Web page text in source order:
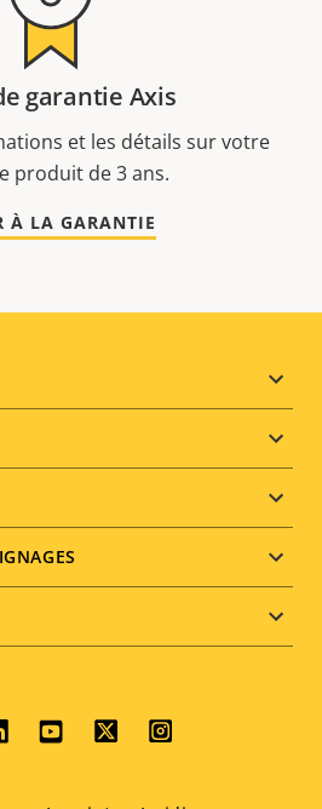
garantie Axis
et les détails sur votre
produit de 3 ans.
À LA GARANTIE